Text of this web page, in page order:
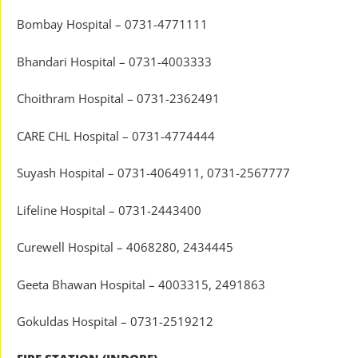
Bombay Hospital – 0731-4771111
Bhandari Hospital – 0731-4003333
Choithram Hospital – 0731-2362491
CARE CHL Hospital – 0731-4774444
Suyash Hospital – 0731-4064911, 0731-2567777
Lifeline Hospital – 0731-2443400
Curewell Hospital – 4068280, 2434445
Geeta Bhawan Hospital – 4003315, 2491863
Gokuldas Hospital – 0731-2519212